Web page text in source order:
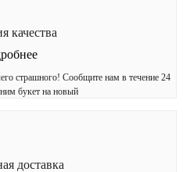
качества
страшного! Сообщите нам в течение 24
букет на новый
доставка